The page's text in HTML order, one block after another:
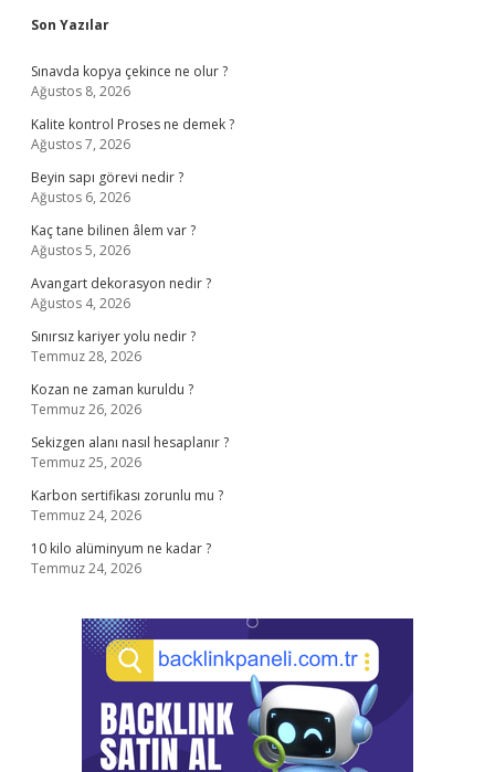
Sidebar
Son Yazılar
Sınavda kopya çekince ne olur ?
Ağustos 8, 2026
Kalite kontrol Proses ne demek ?
Ağustos 7, 2026
Beyin sapı görevi nedir ?
Ağustos 6, 2026
Kaç tane bilinen âlem var ?
Ağustos 5, 2026
Avangart dekorasyon nedir ?
Ağustos 4, 2026
Sınırsız kariyer yolu nedir ?
Temmuz 28, 2026
Kozan ne zaman kuruldu ?
Temmuz 26, 2026
Sekizgen alanı nasıl hesaplanır ?
Temmuz 25, 2026
Karbon sertifikası zorunlu mu ?
Temmuz 24, 2026
10 kilo alüminyum ne kadar ?
Temmuz 24, 2026